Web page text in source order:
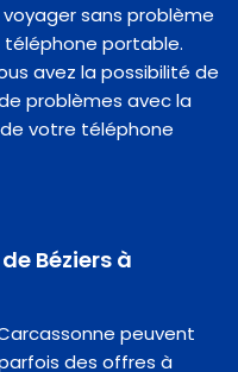
sans problème
portable.
avez la possibilité de
problèmes avec la
votre téléphone
Béziers à
peuvent
des offres à